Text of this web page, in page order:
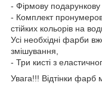
- Фірмову подарункову
- Комплект
стійких кольорів на
Усі необхідні фарби
змішування,
- Три кисті з
Увага!!! Відтінки фарб